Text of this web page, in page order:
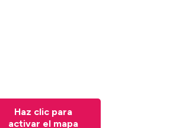
Haz clic para
activar el mapa